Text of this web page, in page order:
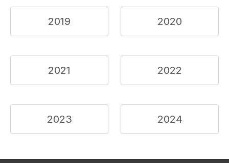
2019 2020
2021 2022
2023 2024